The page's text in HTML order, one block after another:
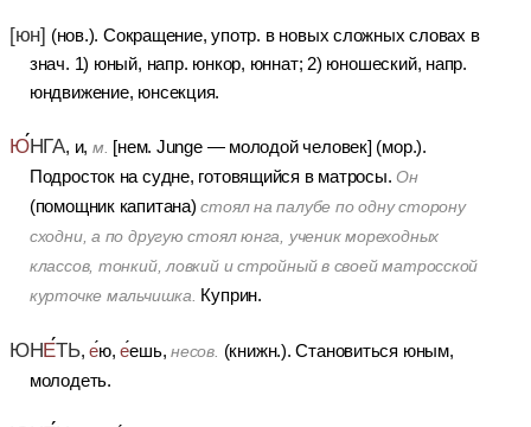
[юн] (нов.).Сокращение, употр. в новых сложных словах в
знач. 1) юный, напр. юнкор, юннат; 2) юношеский, напр.
юндвижение, юнсекция.
ЮНГА, и, м. [нем. Junge — молодой человек] (мор.).
Подросток на судне, готовящийся в матросы. Он
(помощник капитана)стоял на палубе по одну сторону
сходни, а по другую стоял юнга, ученик мореходных
классов, тонкий, ловкий и стройный в своей матросской
курточке мальчишка.
Куприн.
ЮНЕТЬ,ею,еешь,несов. (книжн.).Становиться юным,
молодеть.